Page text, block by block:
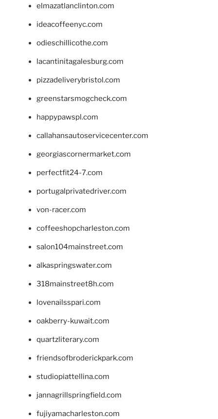
elmazatlanclinton.com
ideacoffeenyc.com
odieschillicothe.com
lacantinitagalesburg.com
pizzadeliverybristol.com
greenstarsmogcheck.com
happypawspl.com
callahansautoservicecenter.com
georgiascornermarket.com
perfectfit24-7.com
portugalprivatedriver.com
von-racer.com
coffeeshopcharleston.com
salon104mainstreet.com
alkaspringswater.com
318mainstreet8h.com
lovenailsspari.com
oakberry-kuwait.com
quartzliterary.com
friendsofbroderickpark.com
studiopiattellina.com
jannagrillspringfield.com
fujiyamacharleston.com